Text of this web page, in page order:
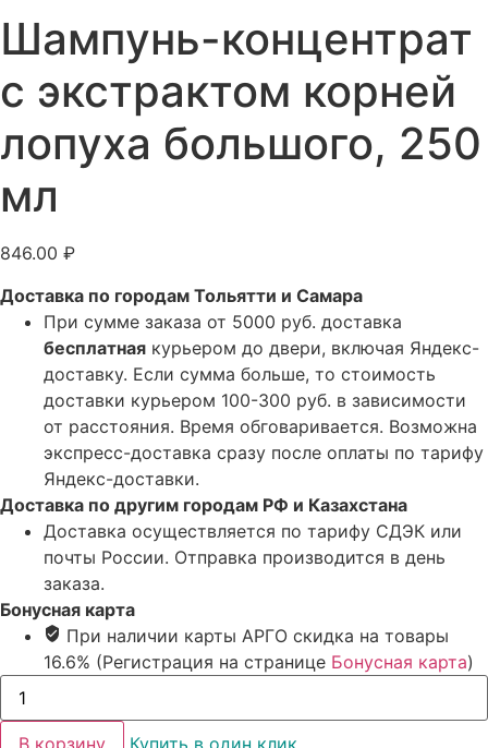
Шампунь-концентрат
с экстрактом корней
лопуха большого, 250
мл
846.00 ₽
Доставка по городам Тольятти и Самара
При сумме заказа от 5000 руб. доставка
бесплатная курьером до двери, включая Яндекс-
доставку. Если сумма больше, то стоимость
доставки курьером 100-300 руб. в зависимости
от расстояния. Время обговаривается. Возможна
экспресс-доставка сразу после оплаты по тарифу
Яндекс-доставки.
Доставка по другим городам РФ и Казахстана
Доставка осуществляется по тарифу СДЭК или
почты России. Отправка производится в день
заказа.
Бонусная карта
При наличии карты АРГО скидка на товары
16.6% (Регистрация на странице Бонусная карта)
Количество
товара
Шампунь-
концентрат
В корзину Купить в один клик